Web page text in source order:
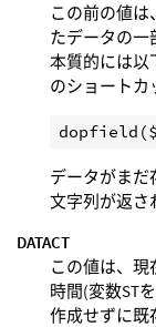
この前の値
たデータの一
本質的には以
のショートカ
データがまだ
文字列が返さ
DATACT
この値は、
時間(変数ST
作成せずに既